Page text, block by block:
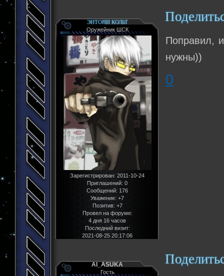
ЭНТОНИ КОЛЬТ
Оружейник ШСК
Зарегистрирован: 2011-10-24
Приглашений: 0
Сообщений: 176
Уважение: +7
Позитив: +7
Провел на форуме:
4 дня 16 часов
Последний визит:
2021-08-25 20:17:06
Поправил,
нужны))
0
AI_ASUKA
Гость